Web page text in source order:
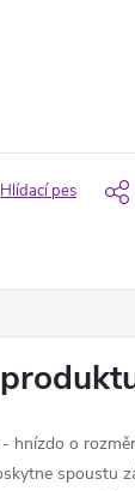
Hlídací pes
hnízdo o
spoustu